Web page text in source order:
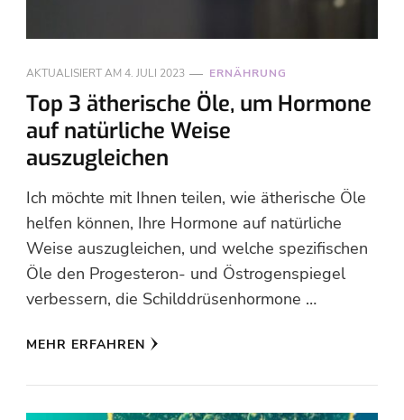
AKTUALISIERT AM 4. JULI 2023 ERNÄHRUNG
Top 3 ätherische Öle, um Hormone
auf natürliche Weise
auszugleichen
Ich möchte mit Ihnen teilen, wie ätherische Öle
helfen können, Ihre Hormone auf natürliche
Weise auszugleichen, und welche spezifischen
Öle den Progesteron- und Östrogenspiegel
verbessern, die Schilddrüsenhormone …
MEHR ERFAHREN